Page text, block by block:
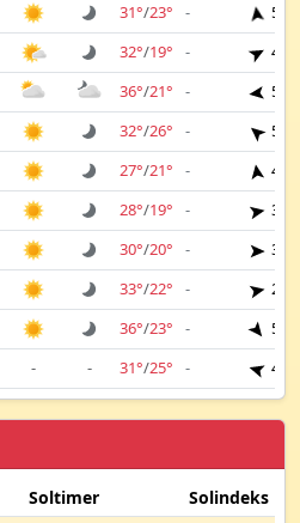
31°/23° -
5
32°/19° -
4
36°/21° -
5
32°/26° -
5
27°/21° -
4
28°/19° -
3
30°/20° -
3
33°/22° -
2
36°/23° -
5
- - 31°/25° - 4
Soltimer Solindeks